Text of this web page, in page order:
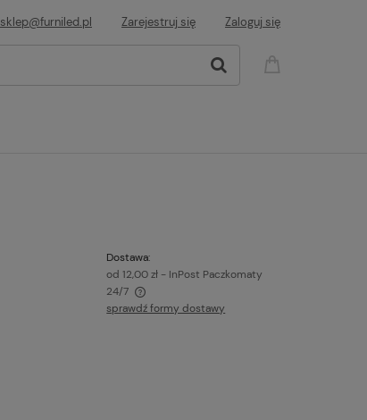
sklep@furniled.pl Zarejestruj się Zaloguj się
Dostawa:
od 12,00 zł - InPost Paczkomaty
24/7
sprawdź formy dostawy